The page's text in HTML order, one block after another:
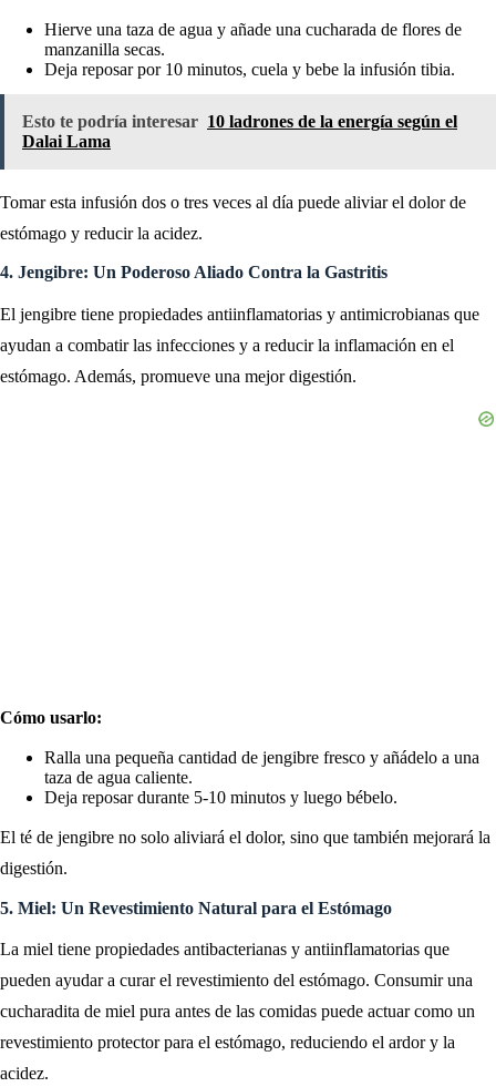
Hierve una taza de agua y añade una cucharada de flores de
manzanilla secas.
Deja reposar por 10 minutos, cuela y bebe la infusión tibia.
Esto te podría interesar 10 ladrones de la energía según el
Dalai Lama
Tomar esta infusión dos o tres veces al día puede aliviar el dolor de
estómago y reducir la acidez.
4. Jengibre: Un Poderoso Aliado Contra la Gastritis
El jengibre tiene propiedades antiinflamatorias y antimicrobianas que
ayudan a combatir las infecciones y a reducir la inflamación en el
estómago. Además, promueve una mejor digestión.
Cómo usarlo:
Ralla una pequeña cantidad de jengibre fresco y añádelo a una
taza de agua caliente.
Deja reposar durante 5-10 minutos y luego bébelo.
El té de jengibre no solo aliviará el dolor, sino que también mejorará la
digestión.
5. Miel: Un Revestimiento Natural para el Estómago
La miel tiene propiedades antibacterianas y antiinflamatorias que
pueden ayudar a curar el revestimiento del estómago. Consumir una
cucharadita de miel pura antes de las comidas puede actuar como un
revestimiento protector para el estómago, reduciendo el ardor y la
acidez.